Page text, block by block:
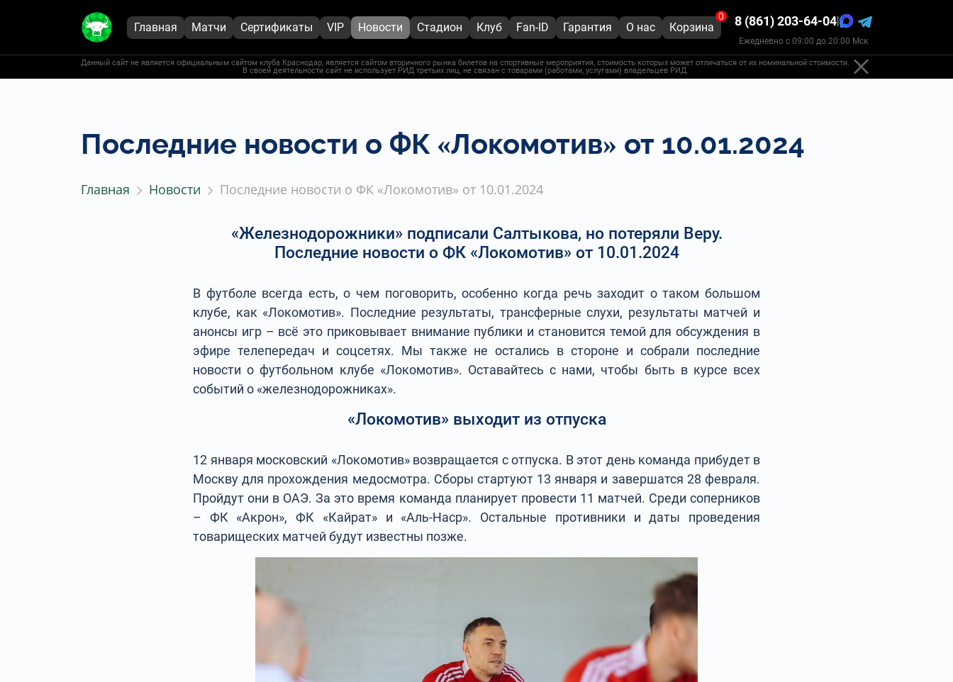
Главная Матчи Сертификаты VIP Новости Стадион Клуб Fan-ID Гарантия О нас Корзина
0 8 (861) 203-64-04|
Ежедневно с 09:00 до 20:00 Мск
Данный сайт не является официальным сайтом клуба Краснодар, является сайтом вторичного рынка билетов на спортивные мероприятия, стоимость которых может отличаться от их номинальной стоимости.
В своей деятельности сайт не использует РИД третьих лиц, не связан с товарами (работами, услугами) владельцев РИД.
Последние новости о ФК «Локомотив» от 10.01.2024
Главная Новости Последние новости о ФК «Локомотив» от 10.01.2024
«Железнодорожники» подписали Салтыкова, но потеряли Веру.
Последние новости о ФК «Локомотив» от 10.01.2024
В футболе всегда есть, о чем поговорить, особенно когда речь заходит о таком большом
клубе, как «Локомотив». Последние результаты, трансферные слухи, результаты матчей и
анонсы игр – всё это приковывает внимание публики и становится темой для обсуждения в
эфире телепередач и соцсетях. Мы также не остались в стороне и собрали последние
новости о футбольном клубе «Локомотив». Оставайтесь с нами, чтобы быть в курсе всех
событий о «железнодорожниках».
«Локомотив» выходит из отпуска
12 января московский «Локомотив» возвращается с отпуска. В этот день команда прибудет в
Москву для прохождения медосмотра. Сборы стартуют 13 января и завершатся 28 февраля.
Пройдут они в ОАЭ. За это время команда планирует провести 11 матчей. Среди соперников
– ФК «Акрон», ФК «Кайрат» и «Аль-Наср». Остальные противники и даты проведения
товарищеских матчей будут известны позже.